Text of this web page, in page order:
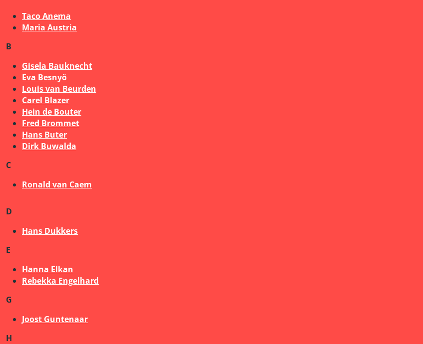
Taco Anema
Maria Austria
B
Gisela Bauknecht
Eva Besnyö
Louis van Beurden
Carel Blazer
Hein de Bouter
Fred Brommet
Hans Buter
Dirk Buwalda
C
Ronald van Caem
D
Hans Dukkers
E
Hanna Elkan
Rebekka Engelhard
G
Joost Guntenaar
H